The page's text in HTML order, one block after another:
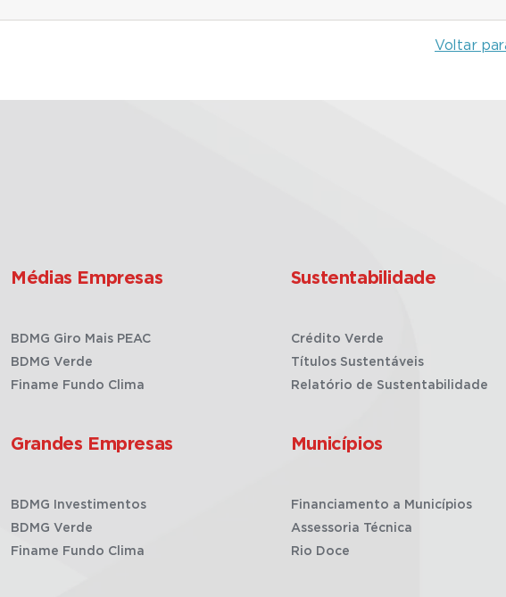
Voltar
Médias Empresas
BDMG Giro Mais PEAC
BDMG Verde
Finame Fundo Clima
Grandes Empresas
BDMG Investimentos
BDMG Verde
Finame Fundo Clima
Sustentabilidade
Crédito Verde
Títulos Sustentáveis
Relatório de Sustentabilidade
Municípios
Financiamento a Municípios
Assessoria Técnica
Rio Doce